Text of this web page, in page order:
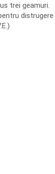
trei geamuri.
distrugere